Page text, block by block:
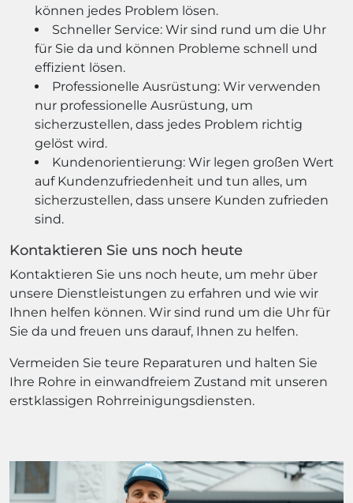
können jedes Problem lösen.
Schneller Service: Wir sind rund um die Uhr
für Sie da und können Probleme schnell und
effizient lösen.
Professionelle Ausrüstung: Wir verwenden
nur professionelle Ausrüstung, um
sicherzustellen, dass jedes Problem richtig
gelöst wird.
Kundenorientierung: Wir legen großen Wert
auf Kundenzufriedenheit und tun alles, um
sicherzustellen, dass unsere Kunden zufrieden
sind.
Kontaktieren Sie uns noch heute
Kontaktieren Sie uns noch heute, um mehr über
unsere Dienstleistungen zu erfahren und wie wir
Ihnen helfen können. Wir sind rund um die Uhr für
Sie da und freuen uns darauf, Ihnen zu helfen.
Vermeiden Sie teure Reparaturen und halten Sie
Ihre Rohre in einwandfreiem Zustand mit unseren
erstklassigen Rohrreinigungsdiensten.